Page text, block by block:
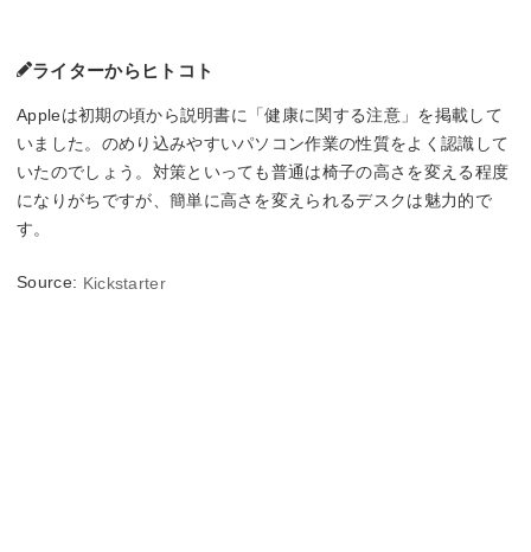
ライターからヒトコト
Appleは初期の頃から説明書に「健康に関する注意」を掲載して
いました。のめり込みやすいパソコン作業の性質をよく認識して
いたのでしょう。対策といっても普通は椅子の高さを変える程度
になりがちですが、簡単に高さを変えられるデスクは魅力的で
す。
Source: Kickstarter